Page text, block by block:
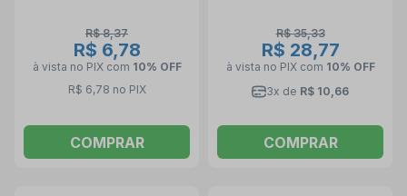
R$ 8,37
R$ 6,78
à vista no PIX com 10% OFF
R$ 6,78 no PIX
COMPRAR
R$ 35,33
R$ 28,77
à vista no PIX com 10% OFF
3x de R$ 10,66
COMPRAR